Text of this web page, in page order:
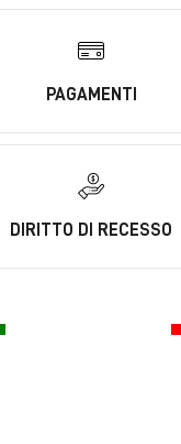
PAGAMENTI
DIRITTO DI RECESSO